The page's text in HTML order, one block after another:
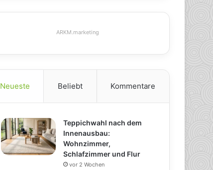
ARKM.marketing
Neueste Beliebt Kommentare
Teppichwahl nach dem
Innenausbau:
Wohnzimmer,
Schlafzimmer und Flur
vor 2 Wochen